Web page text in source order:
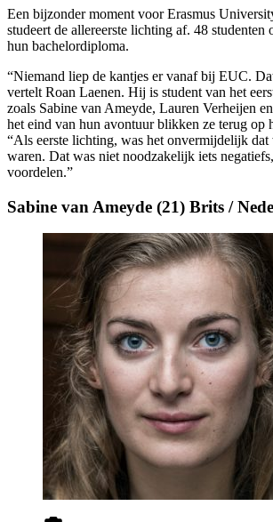
Een bijzonder moment voor Erasmus
studeert de allereerste lichting af. 48 studenten
hun bachelordiploma.
“Niemand liep de kantjes er vanaf bij EUC.
vertelt Roan Laenen. Hij is student van het
zoals Sabine van Ameyde, Lauren Verheijen
het eind van hun avontuur blikken ze terug op
“Als eerste lichting, was het onvermijdelijk
waren. Dat was niet noodzakelijk iets
voordelen.”
Sabine van Ameyde (21) Brits /